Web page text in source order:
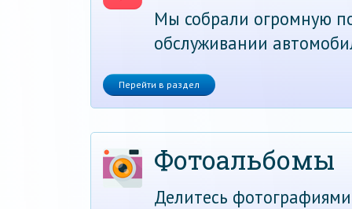
Мы собрали огромную
обслуживании
Перейти в раздел
Фотоальбомы
Делитесь